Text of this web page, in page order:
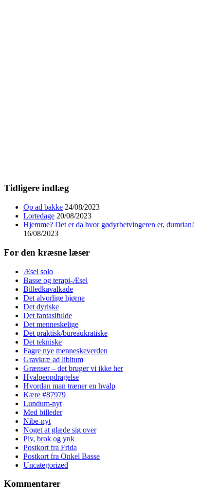
Tidligere indlæg
Op ad bakke 24/08/2023
Lortedage 20/08/2023
Hjemme? Det er da hvor gødyrbetvingeren er, dumrian!
16/08/2023
For den kræsne læser
Æsel solo
Basse og terapi-Æsel
Billedkavalkade
Det alvorlige hjørne
Det dyriske
Det fantasifulde
Det menneskelige
Det praktisk/bureaukratiske
Det tekniske
Fagre nye menneskeverden
Gravkræ ad libitum
Grænser – det bruger vi ikke her
Hvalpeopdragelse
Hvordan man træner en hvalp
Kære #87979
Lundum-nyt
Med billeder
Nibe-nyt
Noget at glæde sig over
Piv, brok og ynk
Postkort fra Frida
Postkort fra Onkel Basse
Uncategorized
Kommentarer